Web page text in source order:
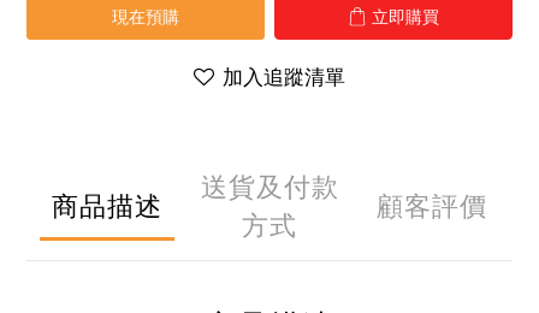
現在預購 立即購買
加入追蹤清單
商品描述
送貨及付款
方式
顧客評價